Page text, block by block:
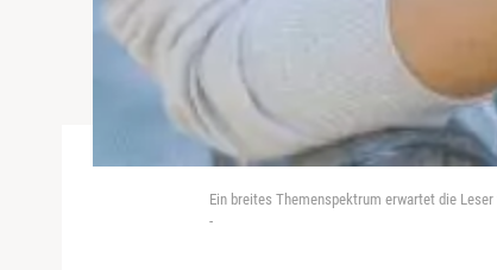
Ein breites Themenspektrum erwartet die
-